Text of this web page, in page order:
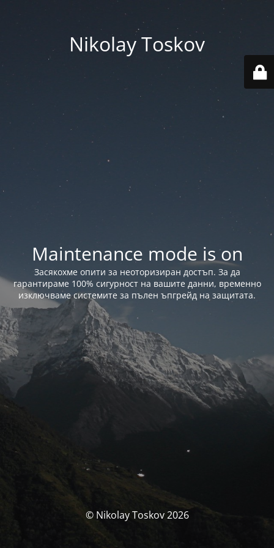
Nikolay Toskov
Maintenance mode is on
Засякохме опити за неоторизиран достъп. За да
гарантираме 100% сигурност на вашите данни, временно
изключваме системите за пълен ъпгрейд на защитата.
© Nikolay Toskov 2026